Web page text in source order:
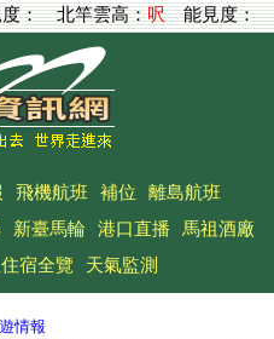
：北竿雲高：呎能見度：
飛機航班 補位 離島航班
新臺馬輪 港口直播 馬祖酒廠
宿全覽 天氣監測
情報